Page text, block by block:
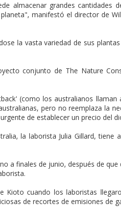
almacenar grandes cantidades
manifestó el director de
la vasta variedad de sus
conjunto de The Nature
(como los australianos
pero no reemplaza la
de establecer un precio del
la laborista Julia Gillard, tiene
a finales de junio, después de
Kioto cuando los laboristas
de recortes de emisiones de